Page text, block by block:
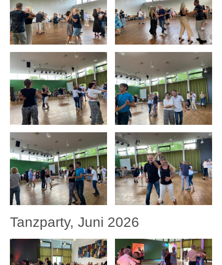
Tanzparty, Juni 2026